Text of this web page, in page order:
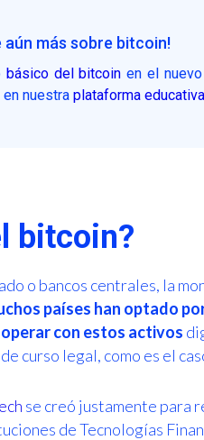
aún más sobre bitcoin!
básico del bitcoin en el
en nuestraplataforma
bitcoin?
o bancos centrales, la
países han optado
con estos activos
curso legal, como es el
se creó justamente para
de Tecnologías